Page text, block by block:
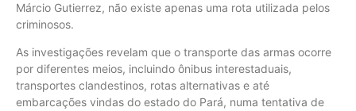
Márcio Gutierrez, não existe apenas uma rota utilizada pelos
criminosos.
As investigações revelam que o transporte das armas ocorre
por diferentes meios, incluindo ônibus interestaduais,
transportes clandestinos, rotas alternativas e até
embarcações vindas do estado do Pará, numa tentativa de